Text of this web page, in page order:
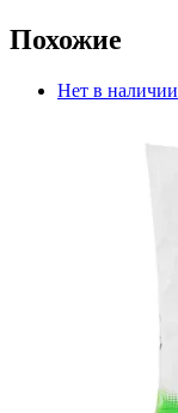
Похожие
Нет в наличии